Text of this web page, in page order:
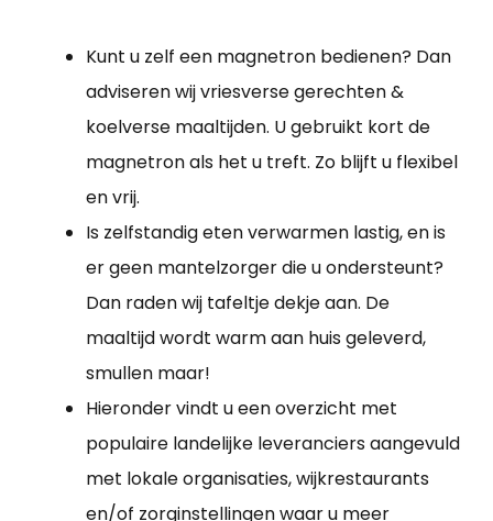
Kunt u zelf een magnetron bedienen? Dan
adviseren wij vriesverse gerechten &
koelverse maaltijden. U gebruikt kort de
magnetron als het u treft. Zo blijft u flexibel
en vrij.
Is zelfstandig eten verwarmen lastig, en is
er geen mantelzorger die u ondersteunt?
Dan raden wij tafeltje dekje aan. De
maaltijd wordt warm aan huis geleverd,
smullen maar!
Hieronder vindt u een overzicht met
populaire landelijke leveranciers aangevuld
met lokale organisaties, wijkrestaurants
en/of zorginstellingen waar u meer